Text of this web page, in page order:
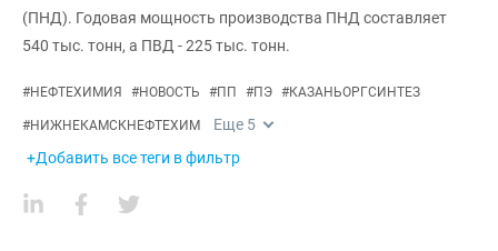
(ПНД). Годовая мощность производства ПНД составляет
540 тыс. тонн, а ПВД - 225 тыс. тонн.
#НЕФТЕХИМИЯ #НОВОСТЬ #ПП #ПЭ #КАЗАНЬОРГСИНТЕЗ
#НИЖНЕКАМСКНЕФТЕХИМ Еще 5
+Добавить все теги в фильтр